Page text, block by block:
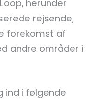
herunder
rejsende,
forekomst af
andre områder i
i følgende